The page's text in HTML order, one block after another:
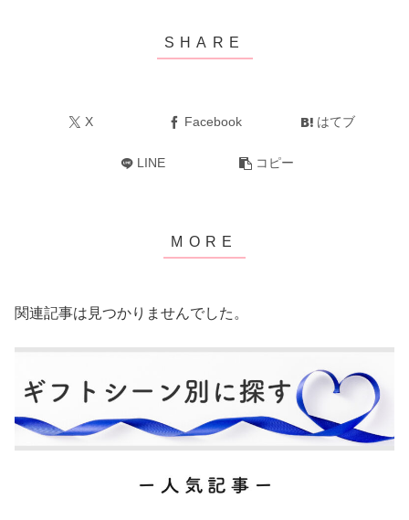
X Facebook はてブ
LINE コピー
関連記事は見つかりませんでした。